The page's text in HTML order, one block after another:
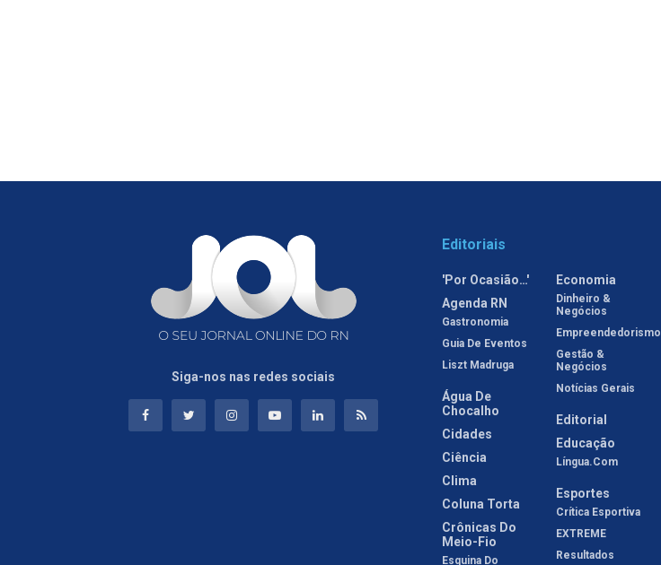
Siga-nos nas redes sociais
Editoriais
'Por Ocasião…'
Agenda RN
Gastronomia
Guia De Eventos
Liszt Madruga
Água De
Chocalho
Cidades
Ciência
Clima
Coluna Torta
Crônicas Do
Meio-Fio
Esquina Do
Economia
Dinheiro &
Negócios
Empreendedorismo
Gestão &
Negócios
Notícias Gerais
Editorial
Educação
Língua.com
Esportes
Crítica Esportiva
EXTREME
Resultados